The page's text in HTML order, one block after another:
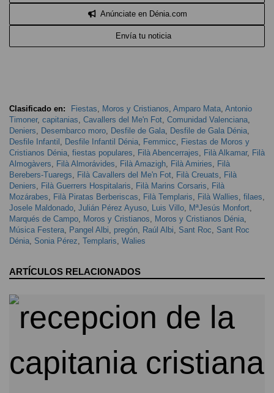
Anúnciate en Dénia.com
Envía tu noticia
Clasificado en: Fiestas Moros y Cristianos Amparo Mata Antonio
Timoner, capitanias Cavallers del Me'n Fot Comunidad Valenciana
Deniers
Desembarco moro Desfile de Gala Desfile de Gala Dénia
Desfile Infantil
Desfile Infantil Dénia Femmicc
Fiestas de Moros y
Cristianos Dénia fiestas populares Filà Abencerrajes Filà Alkamar, Filà
Almogàvers
Filà Almorávides Filà Amazigh Filà Amiries
Filà
Berebers-Tuaregs
Filà Cavallers del Me'n Fot Filà Creuats
Filà
Deniers
Filà Guerrers Hospitalaris Filà Marins Corsaris
Filà
Mozárabes
Filà Piratas Berberiscas Filà Templaris Filà Wallies filaes
Josele Maldonado Julián Pérez Ayuso Luis Villo MªJesús Monfort
Marqués de Campo
Moros y Cristianos Moros y Cristianos Dénia
Música Festera
Pangel Albi pregón Raúl Albi Sant Roc
Sant Roc
Dénia Sonia Pérez Templaris Walies
ARTÍCULOS RELACIONADOS